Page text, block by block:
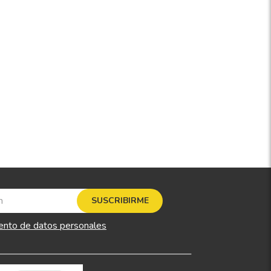
SUSCRIBIRME
de datos personales